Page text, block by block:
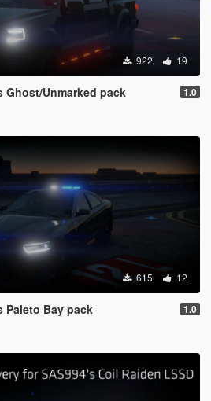
922 19
Ghost/Unmarked pack 1.0
615 12
Paleto Bay pack 1.0